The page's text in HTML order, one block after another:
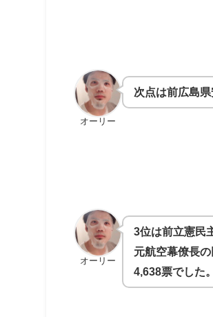
オーリー
次点は前広島
オーリー
3位は前立憲民
元航空幕僚長
4,638票でした。